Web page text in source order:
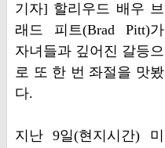
기자] 할리우드 배우 브
래드 피트(Brad Pitt)가
자녀들과 깊어진 갈등으
로 또 한 번 좌절을 맛봤
다.
지난 9일(현지시간) 미